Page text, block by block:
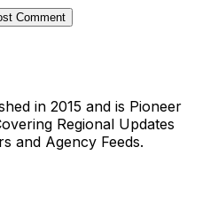
Comment
in 2015 and is Pioneer
Regional Updates
and Agency Feeds.